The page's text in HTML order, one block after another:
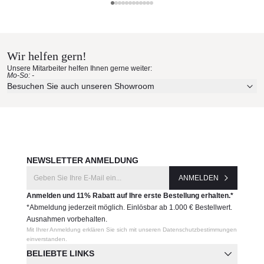
Produktnummer:
1HADMM.+
Erleben Sie unsere Stoffe und Materialien ganz in Ruhe in
Ihren eigenen vier Wänden.
Aktuelle Originalstoffe des Herstellers
Wir helfen gern!
Unsere Mitarbeiter helfen Ihnen gerne weiter:
Mo-So: -
Besuchen Sie auch unseren Showroom
BELIEBTE LINKS
NEWSLETTER ANMELDUNG
ANMELDEN
Anmelden und 11% Rabatt auf Ihre erste Bestellung erhalten.*
*Abmeldung jederzeit möglich. Einlösbar ab 1.000 € Bestellwert.
Ausnahmen vorbehalten.
Mit Ihrer Anmeldung erklären Sie sich mit unseren Datenschutzbestimmungen
einverstanden.